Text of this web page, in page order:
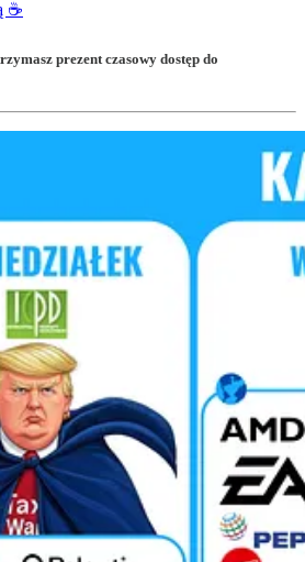
☕️
prezent czasowy dostęp do